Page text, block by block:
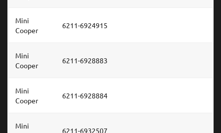
Mini
Cooper
6211-6924915
Mini
Cooper
6211-6928883
Mini
Cooper
6211-6928884
Mini
6211-6932507